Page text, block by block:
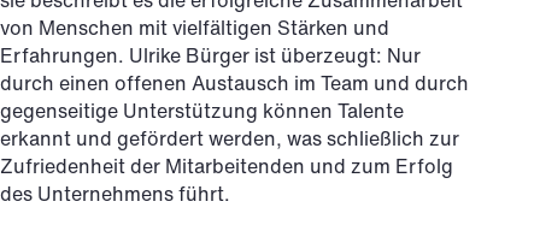
von Menschen mit vielfältigen Stärken und
Erfahrungen. Ulrike Bürger ist überzeugt: Nur
durch einen offenen Austausch im Team und durch
gegenseitige Unterstützung können Talente
erkannt und gefördert werden, was schließlich zur
Zufriedenheit der Mitarbeitenden und zum Erfolg
des Unternehmens führt.